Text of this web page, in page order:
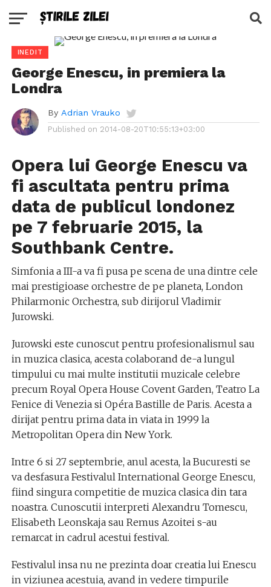
INEDIT
George Enescu, in premiera la
Londra
By Adrian Vrauko
Published on 2014-08-20T10:55:13+03:00
Opera lui George Enescu va
fi ascultata pentru prima
data de publicul londonez
pe 7 februarie 2015, la
Southbank Centre.
Simfonia a III-a va fi pusa pe scena de una dintre cele
mai prestigioase orchestre de pe planeta, London
Philarmonic Orchestra, sub dirijorul Vladimir
Jurowski.
Jurowski este cunoscut pentru profesionalismul sau
in muzica clasica, acesta colaborand de-a lungul
timpului cu mai multe institutii muzicale celebre
precum Royal Opera House Covent Garden, Teatro La
Fenice di Venezia si Opéra Bastille de Paris. Acesta a
dirijat pentru prima data in viata in 1999 la
Metropolitan Opera din New York.
Intre 6 si 27 septembrie, anul acesta, la Bucuresti se
va desfasura Festivalul International George Enescu,
fiind singura competitie de muzica clasica din tara
noastra. Cunoscutii interpreti Alexandru Tomescu,
Elisabeth Leonskaja sau Remus Azoitei s-au
remarcat in cadrul acestui festival.
Festivalul insa nu ne prezinta doar creatia lui Enescu
in viziunea acestuia, avand in vedere timpurile